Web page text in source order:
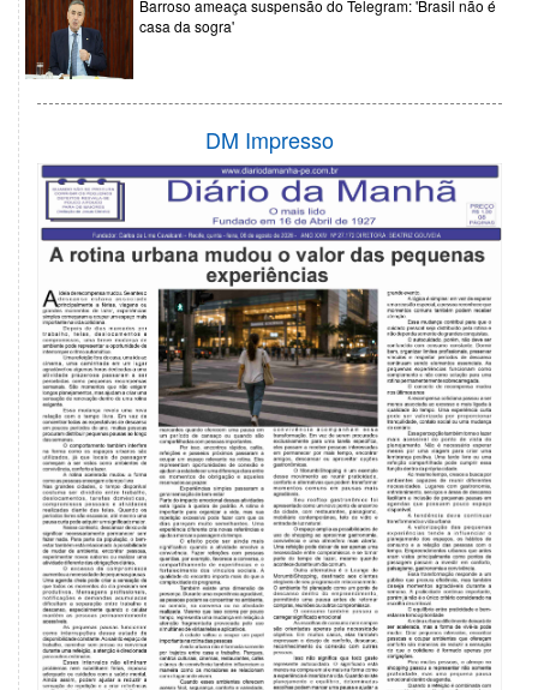
Barroso ameaça suspensão do Telegram: 'Brasil não é
casa da sogra'
DM Impresso